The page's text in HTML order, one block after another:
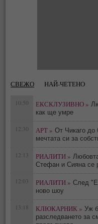
СВЕЖО НАЙ-ЧЕТЕНО
10:50 ЕКСКЛУЗИВНО »
как ще умре
12:30 АРТ » От Чикаго до
мечтата си за
12:13 РИАЛИТИ »
Стефан и Сияна се
12:03 РИАЛИТИ » След
ново шоу
13:18 КЛЮКАРНИК » Уж
разследването за